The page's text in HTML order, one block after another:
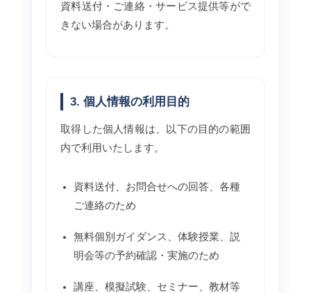
資料送付・ご連絡・サービス提供等がで
きない場合があります。
3. 個人情報の利用目的
取得した個人情報は、以下の目的の範囲
内で利用いたします。
資料送付、お問合せへの回答、各種
ご連絡のため
無料個別ガイダンス、体験授業、説
明会等の予約確認・実施のため
講座、模擬試験、セミナー、教材等